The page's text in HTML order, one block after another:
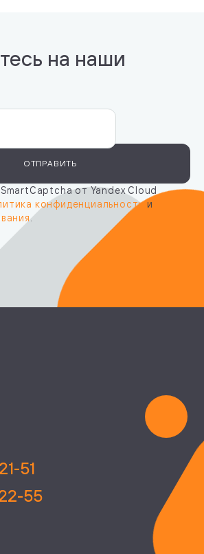
на наши
ОТПРАВИТЬ
от Yandex Cloud
конфиденциальностии
.
51
55